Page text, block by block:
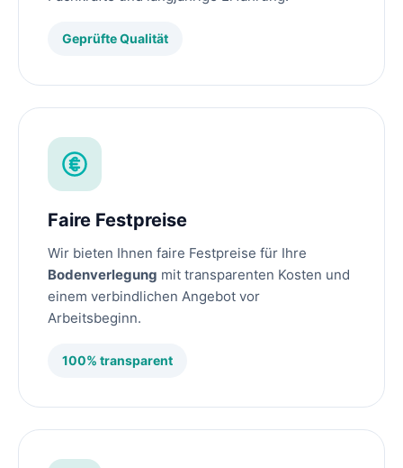
Geprüfte Qualität
Faire Festpreise
Wir bieten Ihnen faire Festpreise für Ihre
Bodenverlegung mit transparenten Kosten und
einem verbindlichen Angebot vor
Arbeitsbeginn.
100% transparent